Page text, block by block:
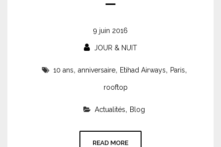
9 juin 2016
JOUR & NUIT
10 ans, anniversaire, Etihad Airways, Paris,
rooftop
Actualités, Blog
READ MORE